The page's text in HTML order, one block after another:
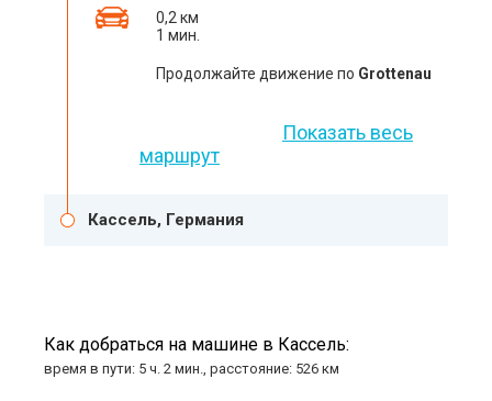
0,2 км
1 мин.
Продолжайте движение по Grottenau
Показать весь
маршрут
Кассель, Германия
Как добраться на машине в Кассель:
время в пути: 5 ч. 2 мин., расстояние: 526 км